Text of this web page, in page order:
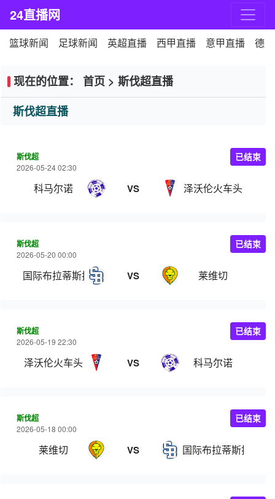
24直播网
篮球新闻 足球新闻 英超直播 西甲直播 意甲直播 德
现在的位置： 首页 > 斯伐超直播
斯伐超直播
斯伐超
2026-05-24 02:30
科马尔诺 VS 泽沃伦火车头
已结束
斯伐超
2026-05-20 00:00
国际布拉蒂斯拉瓦 VS 莱维切
已结束
斯伐超
2026-05-19 22:30
泽沃伦火车头 VS 科马尔诺
已结束
斯伐超
2026-05-18 00:00
莱维切 VS 国际布拉蒂斯拉瓦
已结束